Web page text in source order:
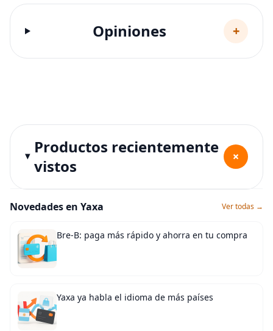
Opiniones +
Productos recientemente
vistos
+
Novedades en Yaxa Ver todas →
Bre-B: paga más rápido y ahorra en tu compra
Yaxa ya habla el idioma de más países